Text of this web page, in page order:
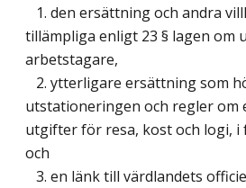
1. den ersättning och andra
tillämpliga enligt 23 § lagen om
arbetstagare,
2. ytterligare ersättning som
utstationeringen och regler
utgifter för resa, kost och logi, i
och
3. en länk till värdlandets